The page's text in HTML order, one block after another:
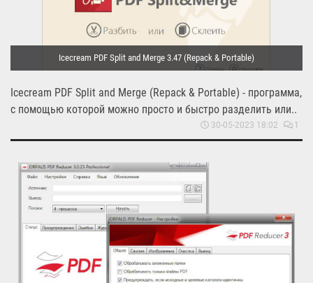
Icecream PDF Split and Merge 3.47 (Repack & Portable)
Icecream PDF Split and Merge (Repack & Portable) - программа,
с помощью которой можно просто и быстро разделить или..
30-05-2023 18:02 1